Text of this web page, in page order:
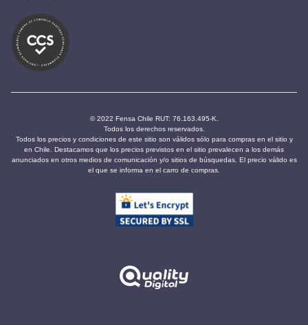
© 2022 Fensa Chile RUT: 76.163.495-K.
Todos los derechos reservados.
Todos los precios y condiciones de este sitio son válidos sólo para compras en el sitio y
en Chile. Destacamos que los precios previstos en el sitio prevalecen a los demás
anunciados en otros medios de comunicación y/o sitios de búsquedas. El precio válido es
el que se informa en el carro de compras.